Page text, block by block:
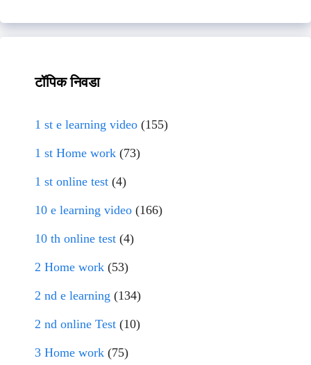
टॉपिक निवडा
1 st e learning video (155)
1 st Home work (73)
1 st online test (4)
10 e learning video (166)
10 th online test (4)
2 Home work (53)
2 nd e learning (134)
2 nd online Test (10)
3 Home work (75)